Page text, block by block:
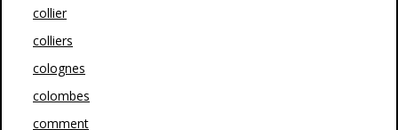
collier
colliers
colognes
colombes
comment